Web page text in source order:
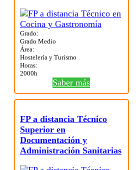
Grado:
Grado Medio
Área:
Hostelería y Turismo
Horas:
2000h
Saber más
FP a distancia Técnico
Superior en
Documentación y
Administración Sanitarias